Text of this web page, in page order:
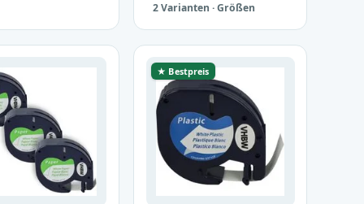
2 Varianten · Größen
★ Bestpreis